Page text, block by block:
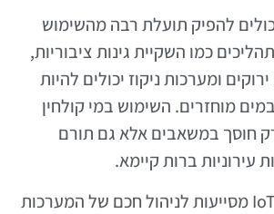
להפיק תועלת רבה מהשימוש
כמו השקיית גינות ציבוריות,
ומערכות ניקוז יכולים להיות
מוחזרים. השימוש במי קולחין
חוסך במשאבים אלא גם תורם
עירוניות ברות קיימא.
בנוסף, טכנולוגיות IoT מסייעות לניהול חכם של המערכות